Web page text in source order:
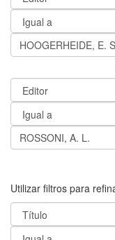
Utilizar filtros para